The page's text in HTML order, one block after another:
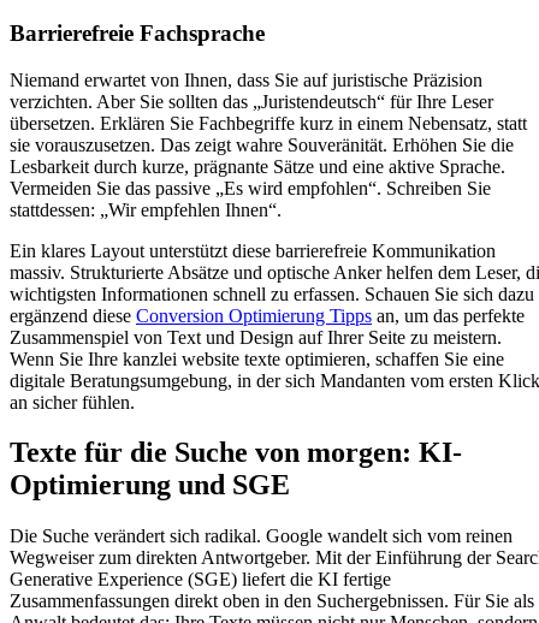
Barrierefreie Fachsprache
Niemand erwartet von Ihnen, dass Sie auf juristische Präzision
verzichten. Aber Sie sollten das „Juristendeutsch“ für Ihre Leser
übersetzen. Erklären Sie Fachbegriffe kurz in einem Nebensatz, statt
sie vorauszusetzen. Das zeigt wahre Souveränität. Erhöhen Sie die
Lesbarkeit durch kurze, prägnante Sätze und eine aktive Sprache.
Vermeiden Sie das passive „Es wird empfohlen“. Schreiben Sie
stattdessen: „Wir empfehlen Ihnen“.
Ein klares Layout unterstützt diese barrierefreie Kommunikation
massiv. Strukturierte Absätze und optische Anker helfen dem Leser,
wichtigsten Informationen schnell zu erfassen. Schauen Sie sich dazu
ergänzend diese Conversion Optimierung Tipps an, um das perfekte
Zusammenspiel von Text und Design auf Ihrer Seite zu meistern.
Wenn Sie Ihre kanzlei website texte optimieren, schaffen Sie eine
digitale Beratungsumgebung, in der sich Mandanten vom ersten Klick
an sicher fühlen.
Texte für die Suche von morgen: KI-
Optimierung und SGE
Die Suche verändert sich radikal. Google wandelt sich vom reinen
Wegweiser zum direkten Antwortgeber. Mit der Einführung der
Generative Experience (SGE) liefert die KI fertige
Zusammenfassungen direkt oben in den Suchergebnissen. Für Sie als